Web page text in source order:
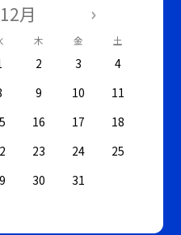
12月
木 金 土
2 3
4
9 10
11
16 17
18
23 24
25
30 31